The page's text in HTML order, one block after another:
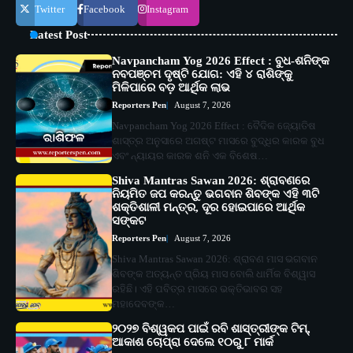
Twitter Facebook Instagram
Latest Post
Navpancham Yog 2026 Effect : ବୁଧ-ଶନିଙ୍କ
ନବପଞ୍ଚମ ଦୃଷ୍ଟି ଯୋଗ: ଏହି ୪ ରାଶିଙ୍କୁ
ମିଳିପାରେ ବଡ଼ ଆର୍ଥିକ ଲାଭ
Reporters Pen August 7, 2026
Navpancham Yog 2026 Effect : ବୈଦିକ ଜ୍ୟୋତିଷ
ଶାସ୍ତ୍ର ଅନୁସାରେ ଅଗଷ୍ଟ ମାସରେ ବୁଦ୍ଧିର କାରକ ବୁଧ
ଏବଂ ନ୍ୟାୟର କାରକ ଶନି ଏକ ବିଶେଷ…
Shiva Mantras Sawan 2026: ଶ୍ରାବଣରେ
ନିୟମିତ ଜପ କରନ୍ତୁ ଭଗବାନ ଶିବଙ୍କ ଏହି ୩ଟି
ଶକ୍ତିଶାଳୀ ମନ୍ତ୍ର, ଦୂର ହୋଇପାରେ ଆର୍ଥିକ
ସଙ୍କଟ
Reporters Pen August 7, 2026
Shiva Mantras Sawan 2026: ଶ୍ରାବଣ ମାସ ଭଗବାନ
ଶିବଙ୍କ ଅତ୍ୟନ୍ତ ପ୍ରିୟ ମାସ ବୋଲି ଧାର୍ମିକ ବିଶ୍ୱାସ
ରହିଛି। ଏହି ପବିତ୍ର ମାସରେ ଭକ୍ତିଭାବର ସହ
ମହାଦେବଙ୍କ…
୨୦୨୭ ବିଶ୍ୱକପ ପାଇଁ ରବି ଶାସ୍ତ୍ରୀଙ୍କ ଟିମ୍,
ଆକାଶ ଚୋପ୍ରା ଦେଲେ ୧୦ରୁ ୮ ମାର୍କ